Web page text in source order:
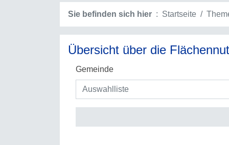
Sie befinden sich hier Startseite
Übersicht über die
Gemeinde